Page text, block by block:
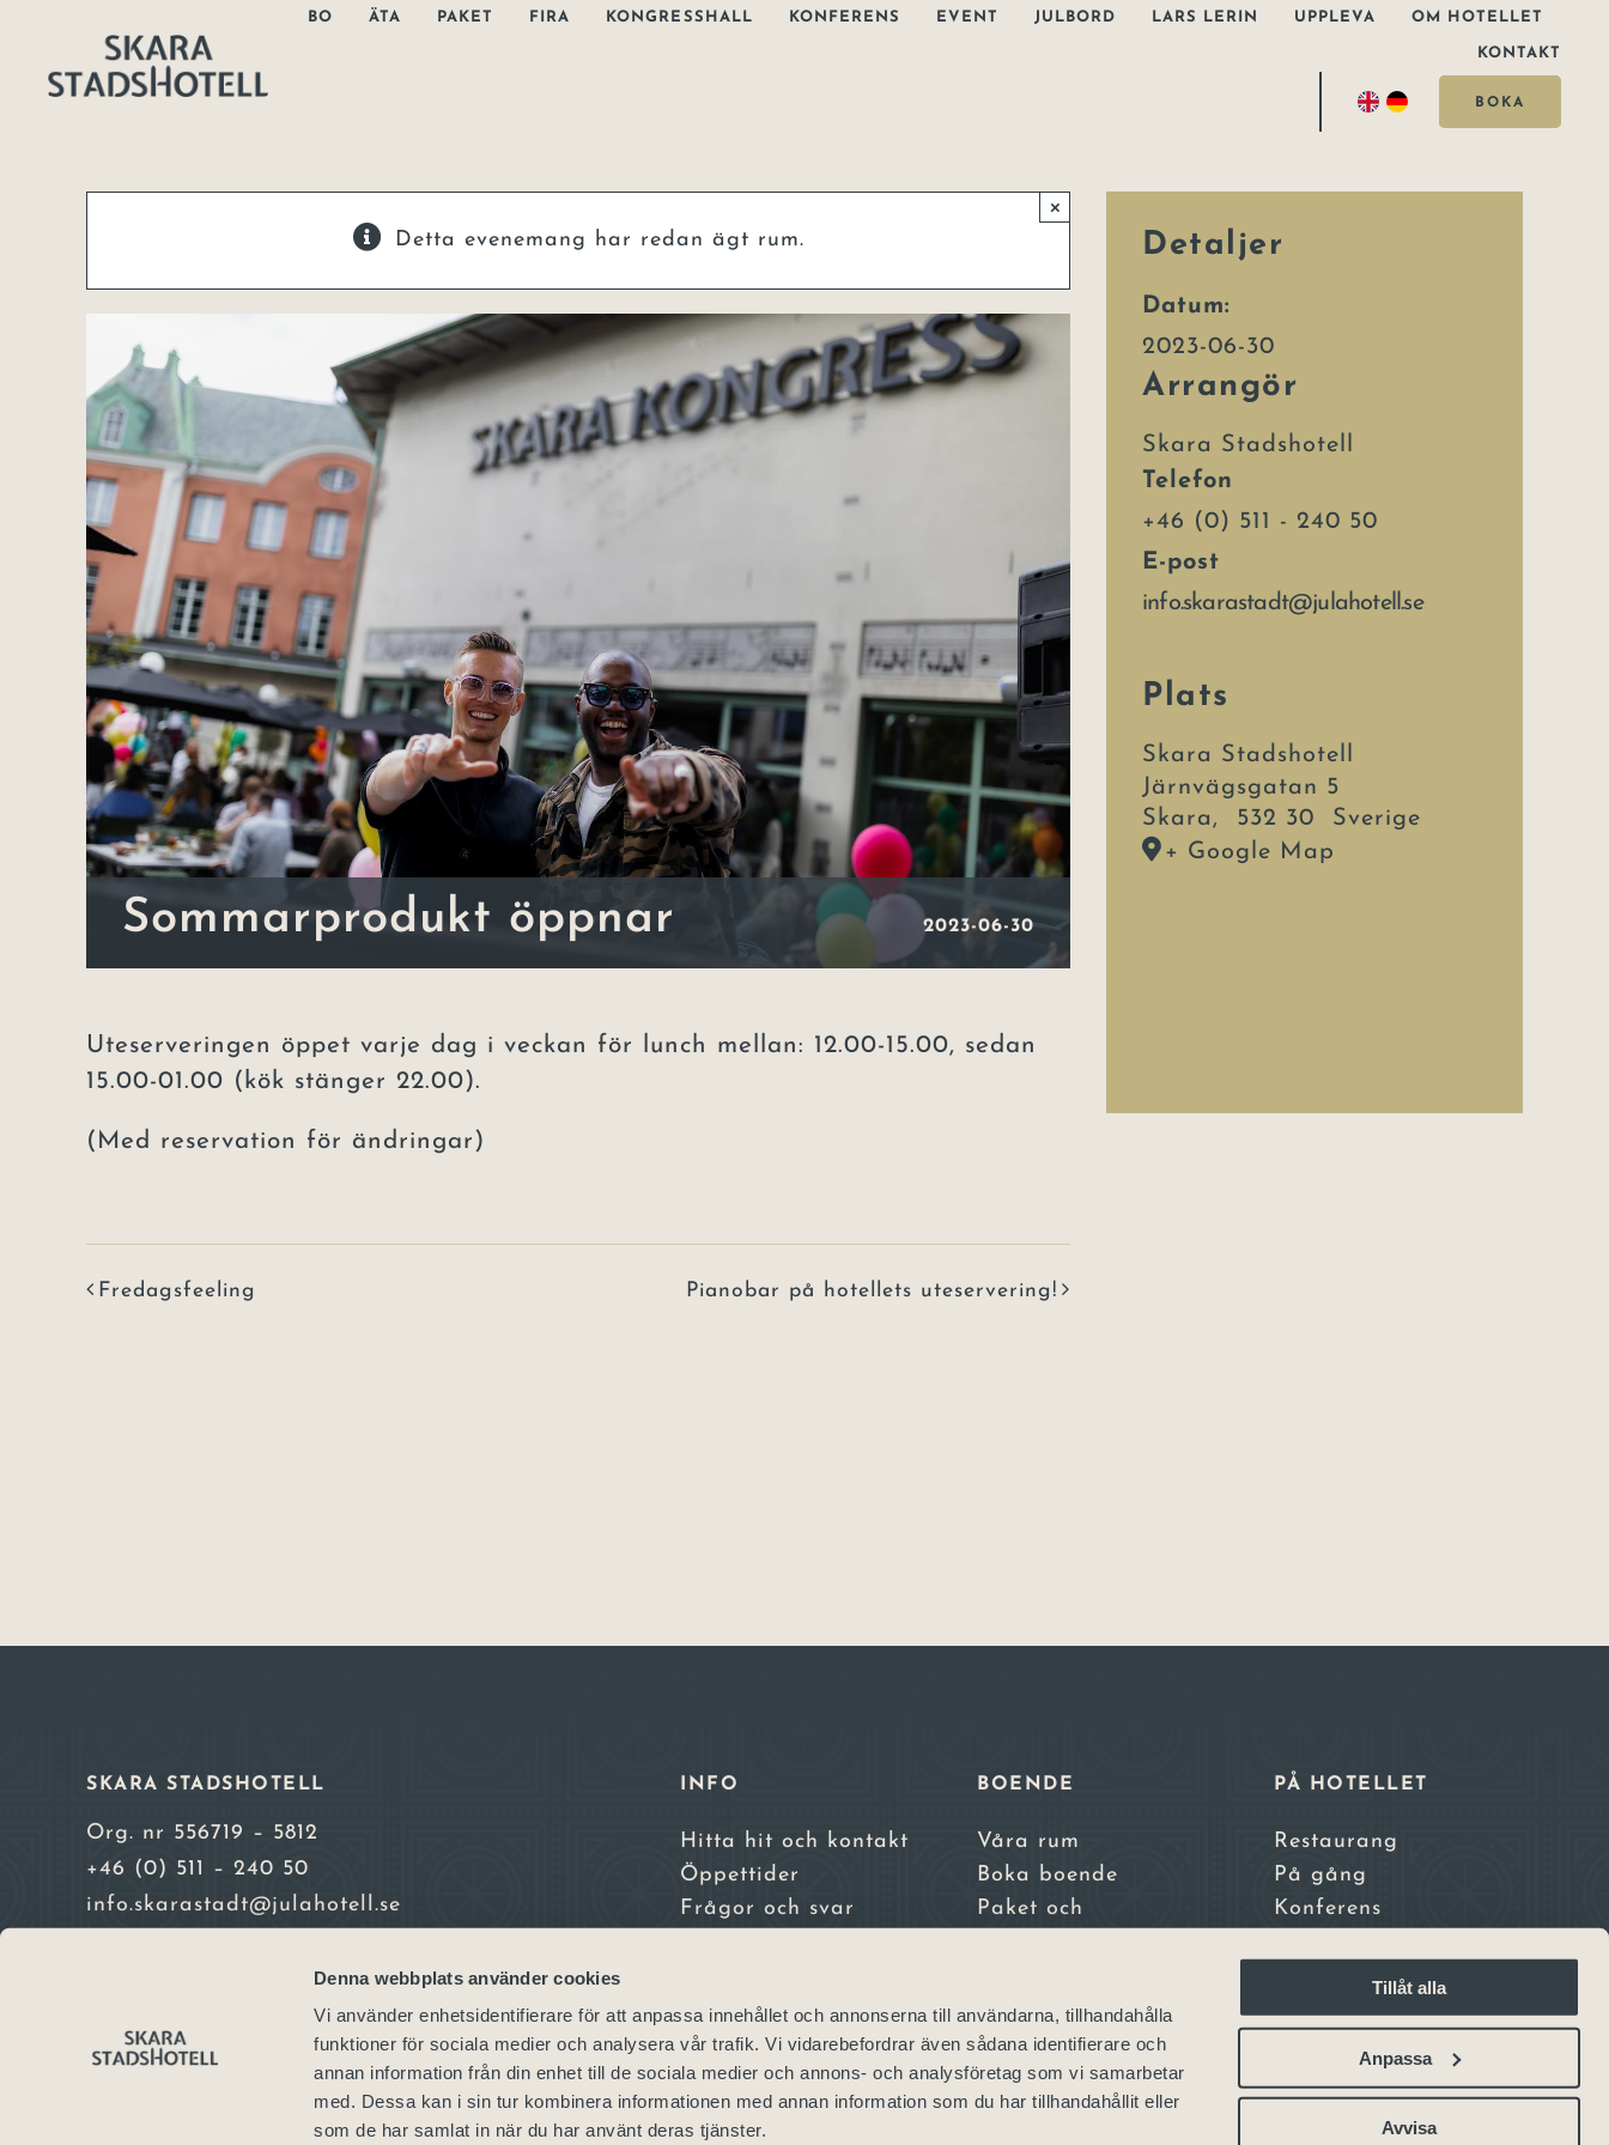
Denna webbplats använder cookies
Vi använder enhetsidentifierare för att anpassa innehållet och annonserna till användarna, tillhandahålla
funktioner för sociala medier och analysera vår trafik. Vi vidarebefordrar även sådana identifierare och
annan information från din enhet till de sociala medier och annons- och analysföretag som vi samarbetar
med. Dessa kan i sin tur kombinera informationen med annan information som du har tillhandahållit eller
som de har samlat in när du har använt deras tjänster.
Tillåt alla
Anpassa
Avvisa
innehållet
BO ÄTA PAKET FIRA KONGRESSHALL KONFERENS EVENT JULBORD LARS LERIN UPPLEVA OM HOTELLET
KONTAKT
BOKA
Detta evenemang har redan ägt rum.
×
Sommarprodukt öppnar 2023-06-30
Uteserveringen öppet varje dag i veckan för lunch mellan: 12.00-15.00, sedan
15.00-01.00 (kök stänger 22.00).
(Med reservation för ändringar)
Fredagsfeeling Pianobar på hotellets uteservering!
Detaljer
Datum:
2023-06-30
Arrangör
Skara Stadshotell
Telefon
+46 (0) 511 - 240 50
E-post
info.skarastadt@julahotell.se
Plats
Skara Stadshotell
Järnvägsgatan 5
Skara, 532 30
Sverige
+ Google Map
SKARA STADSHOTELL
Org. nr 556719 – 5812
+46 (0) 511 – 240 50
info.skarastadt@julahotell.se
INFO
Hitta hit och kontakt
Öppettider
Frågor och svar
BOENDE
Våra rum
Boka boende
Paket och
Skara Konsthotell
– vårt systerhotell
PÅ HOTELLET
Restaurang
På gång
Konferens